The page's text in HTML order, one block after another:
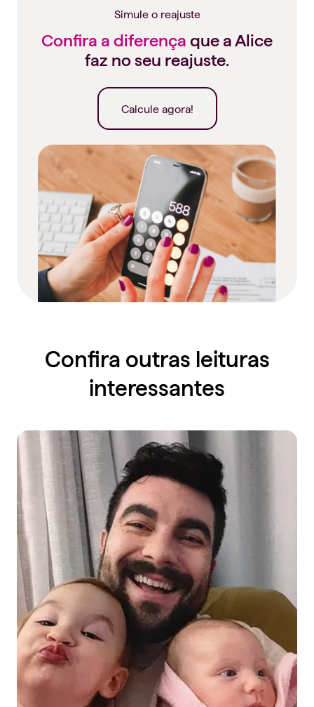
Simule o reajuste
Confira a diferença que a Alice
faz no seu reajuste.
Calcule agora!
Confira outras leituras
interessantes